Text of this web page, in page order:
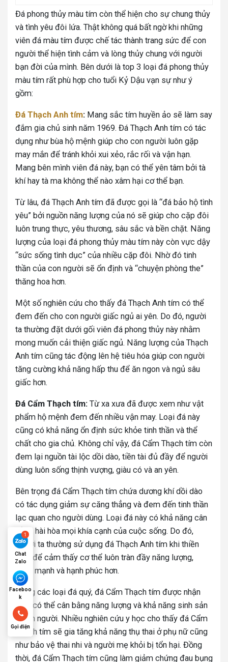
Đá phong thủy màu tím còn thể hiện cho sự chung thủy
và tình yêu đôi lứa. Thật không quá bất ngờ khi những
viên đá màu tím được chế tác thành trang sức để con
người thể hiện tình cảm và lòng thủy chung với người
bạn đời của mình. Bên dưới là top 3 loại đá phong thủy
màu tím rất phù hợp cho tuổi Kỷ Dậu vạn sự như ý
gồm:
Đá Thạch Anh tím: Mang sắc tím huyền ảo sẽ làm say
đắm gia chủ sinh năm 1969. Đá Thạch Anh tím có tác
dụng như bùa hộ mệnh giúp cho con người luôn gặp
may mắn để tránh khỏi xui xẻo, rắc rối và vận hạn.
Mang bên mình viên đá này, bạn có thể yên tâm bởi tà
khí hay tà ma không thể nào xâm hại cơ thể bạn.
Từ lâu, đá Thạch Anh tím đã được gọi là “đá bảo hộ tình
yêu” bởi nguồn năng lượng của nó sẽ giúp cho cặp đôi
luôn trung thực, yêu thương, sâu sắc và bền chặt. Năng
lượng của loại đá phong thủy màu tím này còn vực dậy
“sức sống tình dục” của nhiều cặp đôi. Nhờ đó tinh
thần của con người sẽ ổn định và “chuyện phòng the”
thăng hoa hơn.
Một số nghiên cứu cho thấy đá Thạch Anh tím có thể
đem đến cho con người giấc ngủ ai yên. Do đó, người
ta thường đặt dưới gối viên đá phong thủy này nhằm
mong muốn cải thiện giấc ngủ. Năng lượng của Thạch
Anh tím cũng tác động lên hệ tiêu hóa giúp con người
tăng cường khả năng hấp thu để ăn ngon và ngủ sâu
giấc hơn.
Đá Cẩm Thạch tím: Từ xa xưa đã được xem như vật
phẩm hộ mệnh đem đến nhiều vận may. Loại đá này
cũng có khả năng ổn định sức khỏe tinh thần và thể
chất cho gia chủ. Không chỉ vậy, đá Cẩm Thạch tím còn
đem lại nguồn tài lộc dồi dào, tiền tài đủ đầy để người
dùng luôn sống thịnh vượng, giàu có và an yên.
Bên trọng đá Cẩm Thạch tím chứa dương khí dồi dào
có tác dụng giảm sự căng thẳng và đem đến tinh thần
lạc quan cho người dùng. Loại đá này có khả năng cân
bằng hài hòa mọi khía cạnh của cuộc sống. Do đó,
người ta thường sử dụng đá Thạch Anh tím khi thiền
định để cảm thấy cơ thể luôn tràn đầy năng lượng,
khỏe mạnh và hạnh phúc hơn.
Trong các loại đá quý, đá Cẩm Thạch tím được nhận
định có thể cân bằng năng lượng và khả năng sinh sản
ở con người. Nhiều nghiên cứu y học cho thấy đá Cẩm
Thạch tím sẽ gia tăng khả năng thụ thai ở phụ nữ cũng
như bảo vệ thai nhi và người mẹ khỏi bị tổn hại. Đồng
thời, đá Cẩm Thạch tím cũng làm giảm chứng đau bụng
Chat
Zalo
Faceboo
k
Gọi điện